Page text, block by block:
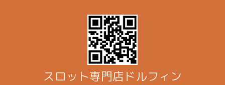
スロット専門店ドルフィン